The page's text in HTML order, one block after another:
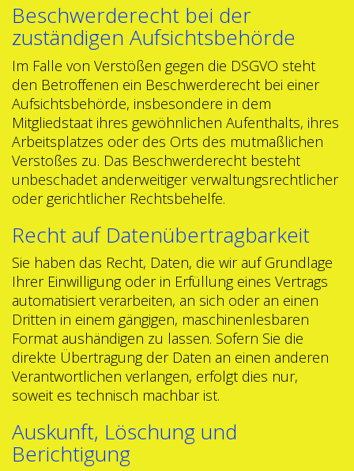
Beschwerderecht bei der
zuständigen Aufsichtsbehörde
Im Falle von Verstößen gegen die DSGVO steht
den Betroffenen ein Beschwerderecht bei einer
Aufsichtsbehörde, insbesondere in dem
Mitgliedstaat ihres gewöhnlichen Aufenthalts, ihres
Arbeitsplatzes oder des Orts des mutmaßlichen
Verstoßes zu. Das Beschwerderecht besteht
unbeschadet anderweitiger verwaltungsrechtlicher
oder gerichtlicher Rechtsbehelfe.
Recht auf Datenübertragbarkeit
Sie haben das Recht, Daten, die wir auf Grundlage
Ihrer Einwilligung oder in Erfüllung eines Vertrags
automatisiert verarbeiten, an sich oder an einen
Dritten in einem gängigen, maschinenlesbaren
Format aushändigen zu lassen. Sofern Sie die
direkte Übertragung der Daten an einen anderen
Verantwortlichen verlangen, erfolgt dies nur,
soweit es technisch machbar ist.
Auskunft, Löschung und
Berichtigung